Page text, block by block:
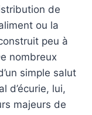
de
ou la
peu à
nombreux
simple salut
d’écurie, lui,
majeurs de